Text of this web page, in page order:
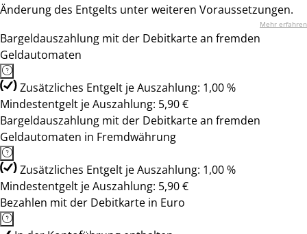
Änderung des Entgelts unter weiteren Voraussetzungen.
Mehr erfahren
Bargeldauszahlung mit der Debitkarte an fremden
Geldautomaten
Zusätzliches Entgelt je Auszahlung: 1,00 %
Mindestentgelt je Auszahlung: 5,90 €
Bargeldauszahlung mit der Debitkarte an fremden
Geldautomaten in Fremdwährung
Zusätzliches Entgelt je Auszahlung: 1,00 %
Mindestentgelt je Auszahlung: 5,90 €
Bezahlen mit der Debitkarte in Euro